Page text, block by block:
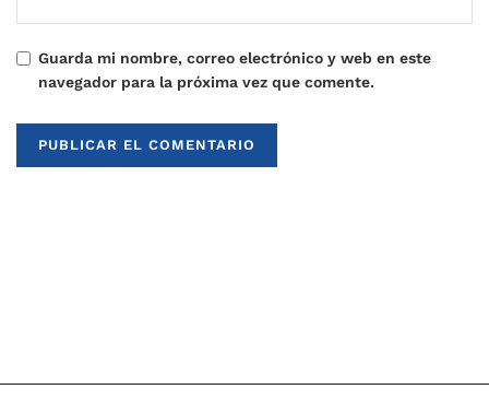
Guarda mi nombre, correo electrónico y web en este
navegador para la próxima vez que comente.